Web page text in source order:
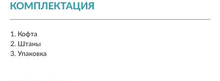
КОМПЛЕКТАЦИЯ
Кофта
Штаны
Упаковка